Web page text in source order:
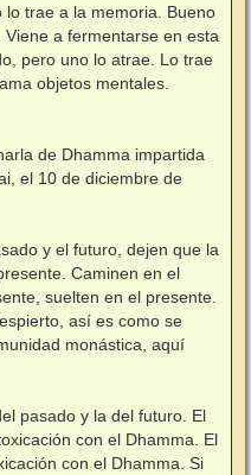
trae a la memoria. Bueno
a fermentarse en esta
pero uno lo atrae. Lo trae
objetos mentales.
de Dhamma impartida
el 10 de diciembre de
y el futuro, dejen que la
Caminen en el
suelten en el presente.
así es como se
monástica, aquí
pasado y la del futuro. El
con el Dhamma. El
con el Dhamma. Si